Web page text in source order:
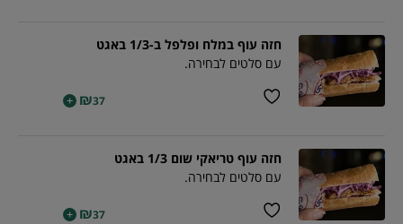
חזה עוף במלח ופלפל ב-1/3 באגט
עם סלטים לבחירה.
₪37
+
חזה עוף טריאקי שום 1/3 באגט
עם סלטים לבחירה.
₪37
+